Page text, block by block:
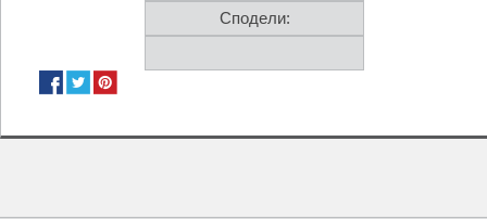
Сподели: